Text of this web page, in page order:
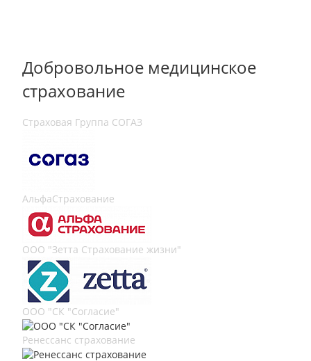
Добровольное медицинское
страхование
Страховая Группа СОГАЗ
АльфаСтрахование
ООО "Зетта Страхование жизни"
ООО "СК "Согласие"
Ренессанс страхование